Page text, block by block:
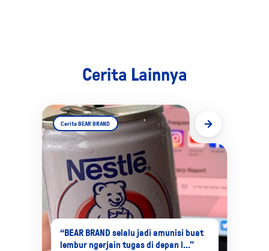
Cerita Lainnya
Cerita BEAR BRAND
“BEAR BRAND selalu jadi amunisi buat
lembur ngerjain tugas di depan l...”